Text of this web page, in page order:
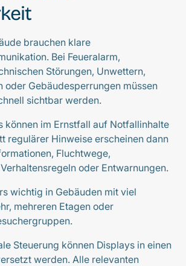
brauchen klare
Bei Feueralarm,
Störungen, Unwettern,
oder Gebäudesperrungen müssen
sichtbar werden.
können im Ernstfall auf Notfallinhalte
regulärer Hinweise erscheinen dann
Fluchtwege,
oder Entwarnungen.
wichtig in Gebäuden mit viel
mehreren Etagen oder
Steuerung können Displays in einen
werden. Alle relevanten